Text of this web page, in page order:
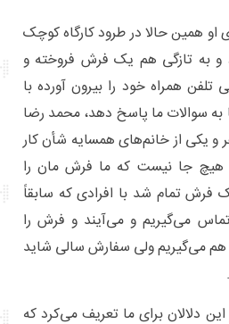
او همین حالا در طرود کارگاه کوچک
و به تازگی هم یک فرش فروخته و
همراه خود را بیرون آورده با
سوالات ما پاسخ دهد، محمد رضا
و یکی از خانم‌های همسایه شأن کار
هیچ جا نیست که ما فرش مان را
فرش تمام شد با افرادی که سابقاً
می‌گیریم و می‌آیند و فرش را
می‌گیریم ولی سفارش سالی شاید
این دلالان برای ما تعریف می‌کرد که